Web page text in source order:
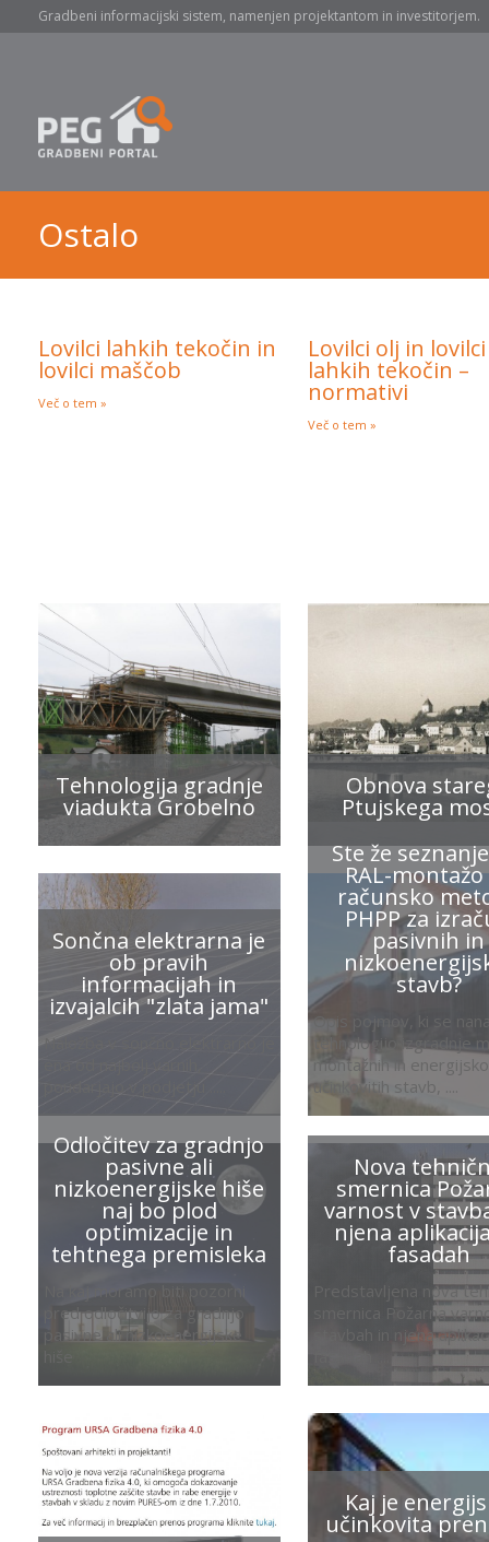
Gradbeni informacijski sistem, namenjen projektantom in investitorjem.
Ostalo
Lovilci lahkih tekočin in
lovilci maščob
Več o tem »
Lovilci olj in lovilci
lahkih tekočin –
normativi
Več o tem »
Tehnologija gradnje
viadukta Grobelno
Obnova
Ptujskega
Sončna elektrarna je
ob pravih
informacijah in
izvajalcih "zlata jama"
Naložba v sončno elektrarno je
Ste že
RAL-montažo
računsko
PHPP za
pasivnih in
stavb?
Opis pojmov, ki se
tehnologijo izgradnje
montažnih in energijsko
učinkovitih stavb, ....
Odločitev za gradnjo
pasivne ali
nizkoenergijske hiše
naj bo plod
optimizacije in
tehtnega premisleka
pred odločitvijo za gradnjo
pasivne ali nizkoenergijske
Nova
smernica
varnost v
njena
fasadah
Predstavljena nova
smernica Požarna
stavbah in njena
Kaj je
učinkovita